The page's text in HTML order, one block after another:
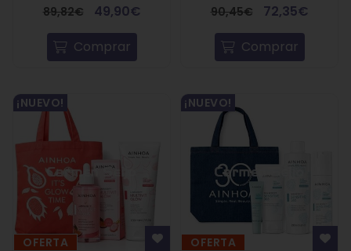
89,82€
49,90€
Comprar
90,45€
72,35€
Comprar
OFERTA
¡NUEVO!
OFERTA
¡NUEVO!